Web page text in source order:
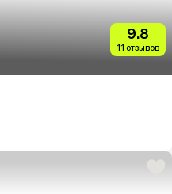
9.8
11 отзывов